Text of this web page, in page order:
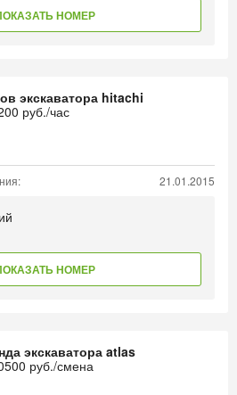
НОМЕР
экскаватора hitachi
руб./час
21.01.2015
НОМЕР
экскаватора atlas
руб./смена